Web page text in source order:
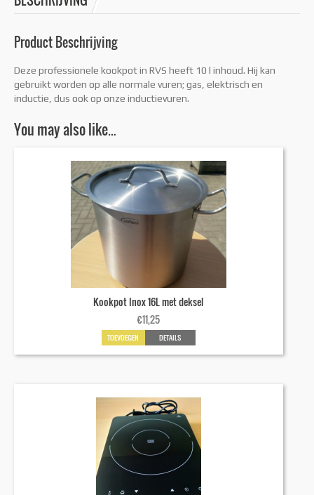
Product Beschrijving
Deze professionele kookpot in RVS heeft 10 l inhoud. Hij kan
gebruikt worden op alle normale vuren; gas, elektrisch en
inductie, dus ook op onze inductievuren.
You may also like…
Kookpot Inox 16L met deksel
€11,25
TOEVOEGEN DETAILS